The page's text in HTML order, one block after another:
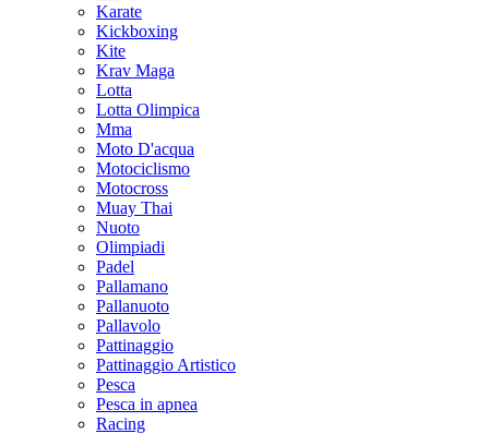
Karate
Kickboxing
Kite
Krav Maga
Lotta
Lotta Olimpica
Mma
Moto D'acqua
Motociclismo
Motocross
Muay Thai
Nuoto
Olimpiadi
Padel
Pallamano
Pallanuoto
Pallavolo
Pattinaggio
Pattinaggio Artistico
Pesca
Pesca in apnea
Racing